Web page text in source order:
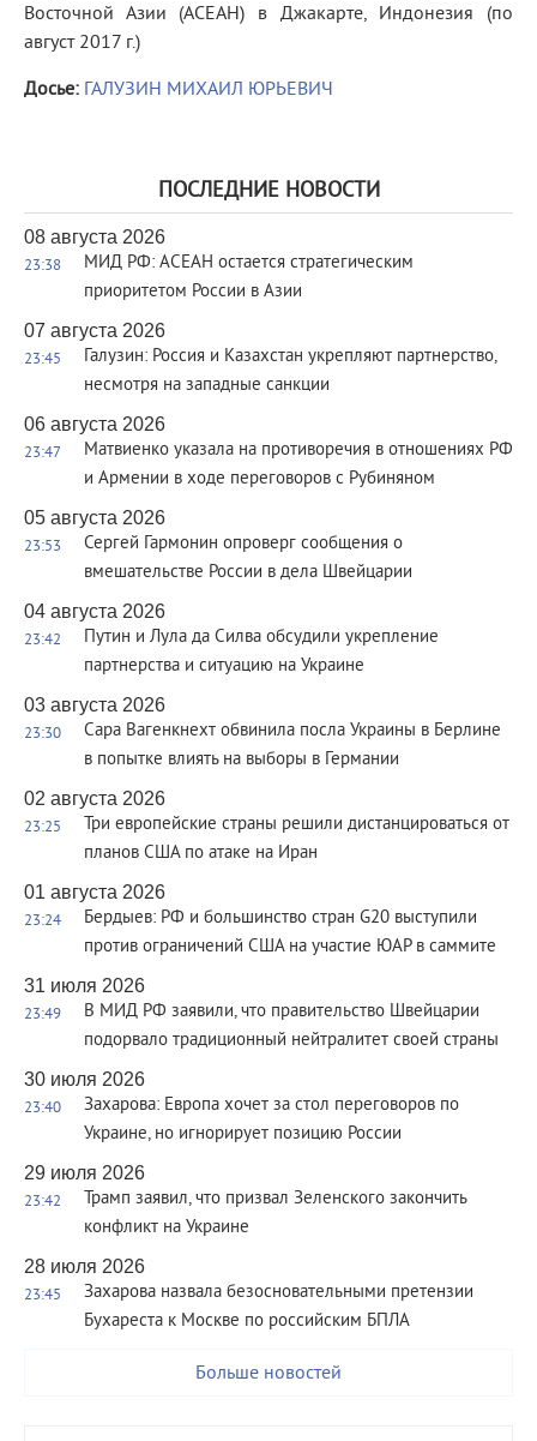
Восточной Азии (АСЕАН) в Джакарте, Индонезия (по
август 2017 г.)
Досье: ГАЛУЗИН МИХАИЛ ЮРЬЕВИЧ
ПОСЛЕДНИЕ НОВОСТИ
08 августа 2026
23:38
МИД РФ: АСЕАН остается стратегическим
приоритетом России в Азии
07 августа 2026
23:45
Галузин: Россия и Казахстан укрепляют партнерство,
несмотря на западные санкции
06 августа 2026
23:47
Матвиенко указала на противоречия в отношениях РФ
и Армении в ходе переговоров с Рубиняном
05 августа 2026
23:53
Сергей Гармонин опроверг сообщения о
вмешательстве России в дела Швейцарии
04 августа 2026
23:42
Путин и Лула да Силва обсудили укрепление
партнерства и ситуацию на Украине
03 августа 2026
23:30
Сара Вагенкнехт обвинила посла Украины в Берлине
в попытке влиять на выборы в Германии
02 августа 2026
23:25
Три европейские страны решили дистанцироваться от
планов США по атаке на Иран
01 августа 2026
23:24
Бердыев: РФ и большинство стран G20 выступили
против ограничений США на участие ЮАР в саммите
31 июля 2026
23:49
В МИД РФ заявили, что правительство Швейцарии
подорвало традиционный нейтралитет своей страны
30 июля 2026
23:40
Захарова: Европа хочет за стол переговоров по
Украине, но игнорирует позицию России
29 июля 2026
23:42
Трамп заявил, что призвал Зеленского закончить
конфликт на Украине
28 июля 2026
23:45
Захарова назвала безосновательными претензии
Бухареста к Москве по российским БПЛА
Больше новостей